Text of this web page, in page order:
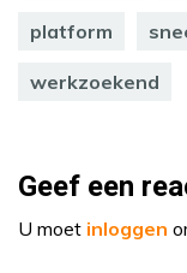
platform
werkzoekend
Geef een
U moet inloggen